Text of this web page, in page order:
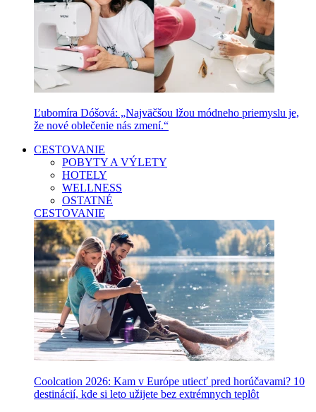
Ľubomíra Dóšová: „Najväčšou lžou módneho priemyslu je,
že nové oblečenie nás zmení.“
CESTOVANIE
POBYTY A VÝLETY
HOTELY
WELLNESS
OSTATNÉ
CESTOVANIE
Coolcation 2026: Kam v Európe utiecť pred horúčavami? 10
destinácií, kde si leto užijete bez extrémnych teplôt